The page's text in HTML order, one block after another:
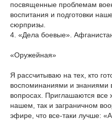
посвященные проблемам
воспитания и подготовки
сюрпризы.
4. «Дела боевые».
«Оружейная»
Я рассчитываю на тех, кто
воспоминаниями и знаниями
вопросах. Приглашаются все
нашем, так и заграничном
эфире, что все-таки лучше: